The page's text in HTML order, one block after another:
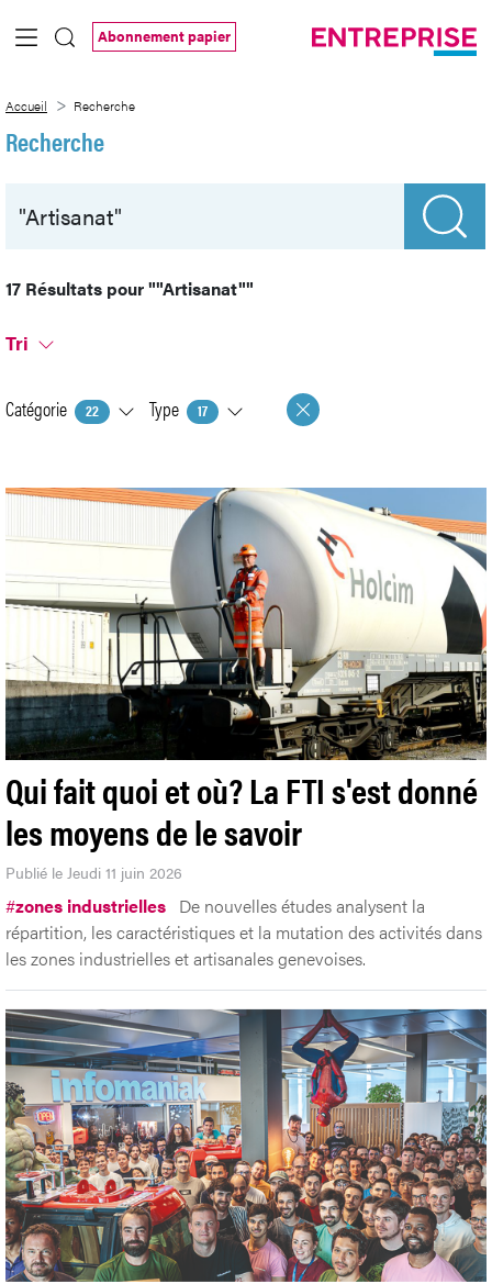
Saut au contenu principal
Abonnement papier
Accueil Recherche
Recherche
17 Résultats pour""Artisanat""
Tri
Catégorie 22 Type 17
Qui fait quoi et où? La FTI s'est donné
les moyens de le savoir
Publié le Jeudi 11 juin 2026
#zones industrielles De nouvelles études analysent la
répartition, les caractéristiques et la mutation des activités dans
les zones industrielles et artisanales genevoises.